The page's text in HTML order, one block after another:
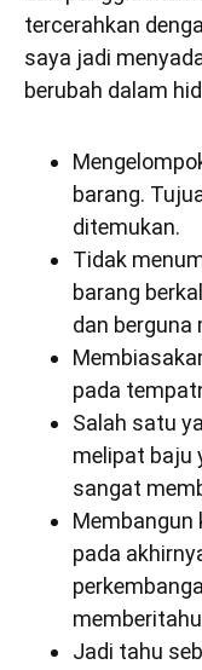
tercerahkan
saya jadi
berubah dalam
barang.
ditemukan.
Tidak
barang
dan berguna
pada
Salah satu
melipat baju
sangat
Membangun
pada
Jadi tahu